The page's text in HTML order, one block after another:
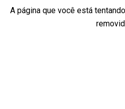
A página que você está